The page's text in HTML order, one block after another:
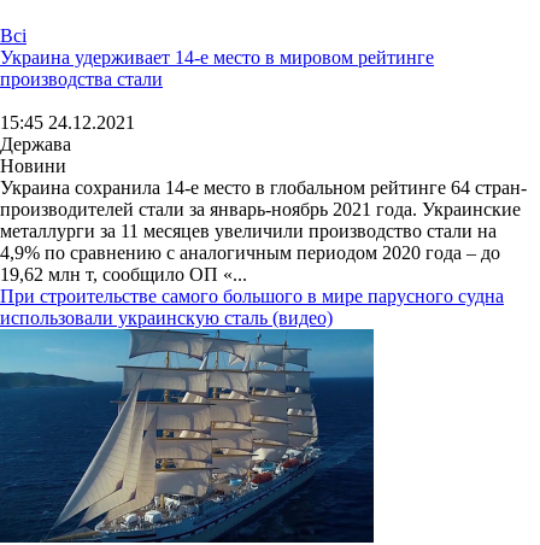
Всі
Украина удерживает 14-е место в мировом рейтинге
производства стали
15:45 24.12.2021
Держава
Новини
Украина сохранила 14-е место в глобальном рейтинге 64 стран-
производителей стали за январь-ноябрь 2021 года. Украинские
металлурги за 11 месяцев увеличили производство стали на
4,9% по сравнению с аналогичным периодом 2020 года – до
19,62 млн т, сообщило ОП «...
При строительстве самого большого в мире парусного судна
использовали украинскую сталь (видео)